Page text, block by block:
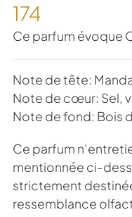
174
Ce parfum évoque
Note de tête:
Note de cœur: Sel,
Note de fond: Bois
Ce parfum
mentionnée ci-
strictement
ressemblance